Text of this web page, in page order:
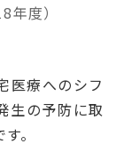
度）
医療へのシフ
生の予防に取
。